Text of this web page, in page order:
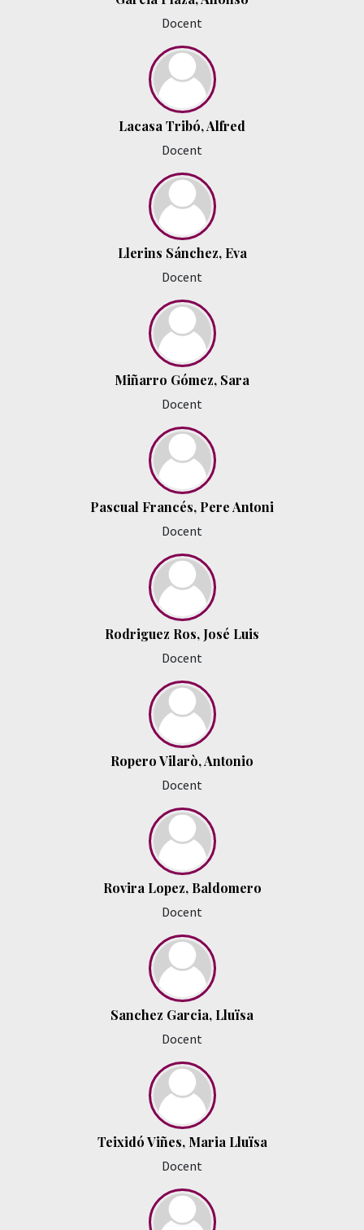
Docent
Lacasa Tribó, Alfred
Docent
Llerins Sánchez, Eva
Docent
Miñarro Gómez, Sara
Docent
Pascual Francés, Pere Antoni
Docent
Rodriguez Ros, José Luis
Docent
Ropero Vilarò, Antonio
Docent
Rovira Lopez, Baldomero
Docent
Sanchez Garcia, Lluïsa
Docent
Teixidó Viñes, Maria Lluïsa
Docent